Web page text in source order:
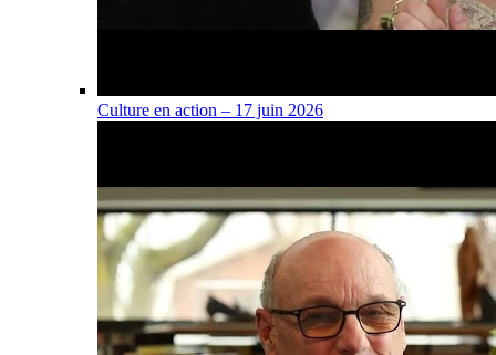
Culture en action – 17 juin 2026